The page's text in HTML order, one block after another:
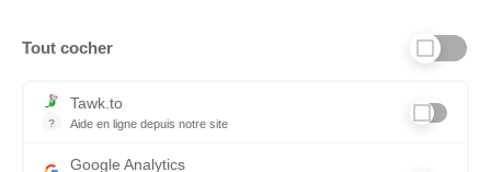
Tout cocher
?
Tawk.to
Aide en ligne depuis notre site
Google Analytics